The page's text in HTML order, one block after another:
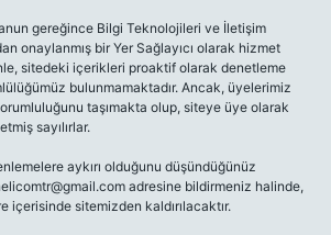
gereğince Bilgi Teknolojileri ve İletişim
onaylanmış bir Yer Sağlayıcı olarak hizmet
sitedeki içerikleri proaktif olarak denetleme
bulunmamaktadır. Ancak, üyelerimiz
taşımakta olup, siteye üye olarak
sayılırlar.
aykırı olduğunu düşündüğünüz
adresine bildirmeniz halinde,
içerisinde sitemizden kaldırılacaktır.